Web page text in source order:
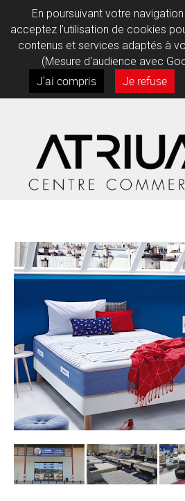
En poursuivant votre
acceptez l’utilisation de cookies
contenus et services adaptés à
(Mesure d'audience avec
J'ai compris Je refuse
SERVICES
INFOS
CARTE CADEAU
AUCHAN